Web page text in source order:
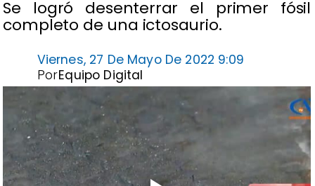
Se logró desenterrar el primer fósil
completo de una ictosaurio.
Viernes, 27 De Mayo De 2022 9:09
Equipo Digital
Por